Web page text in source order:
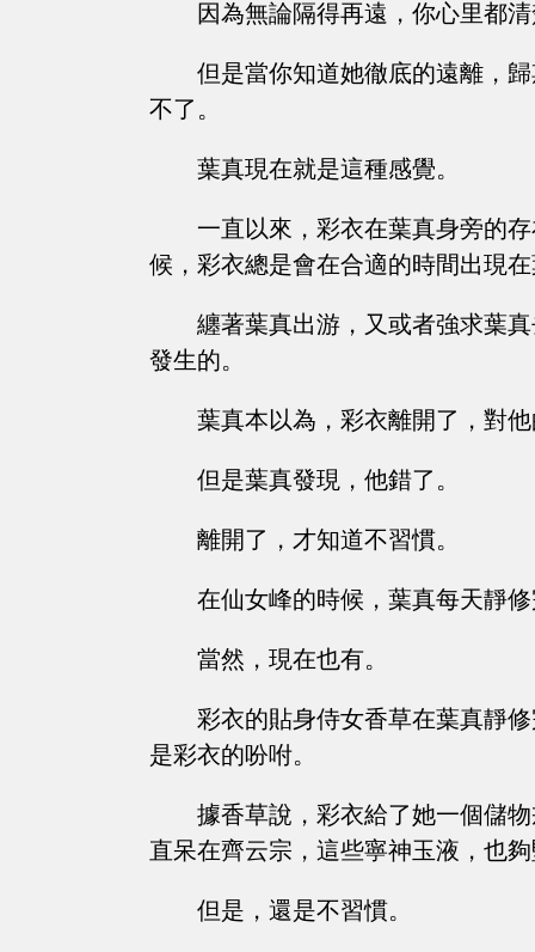
因為無論隔得再遠，你心里都
但是當你知道她徹底的遠離，
不了。
葉真現在就是這種感覺。
一直以來，彩衣在葉真身旁的
候，彩衣總是會在合適的時間出現
纏著葉真出游，又或者強求葉
發生的。
葉真本以為，彩衣離開了，對
但是葉真發現，他錯了。
離開了，才知道不習慣。
在仙女峰的時候，葉真每天靜
當然，現在也有。
彩衣的貼身侍女香草在葉真靜
是彩衣的吩咐。
據香草說，彩衣給了她一個儲
直呆在齊云宗，這些寧神玉液，也
但是，還是不習慣。